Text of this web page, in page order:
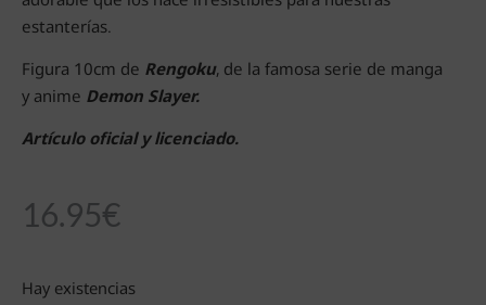
estanterías.
Figura 10cm de Rengoku, de la famosa serie de manga
y anime Demon Slayer.
Artículo oficial y licenciado.
16.95€
Hay existencias